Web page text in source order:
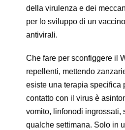
della virulenza e dei
per lo sviluppo di un
antivirali.
Che fare per sconfiggere il
repellenti, mettendo
esiste una terapia specifica
contatto con il virus è
vomito, linfonodi ingrossati,
qualche settimana. Solo in